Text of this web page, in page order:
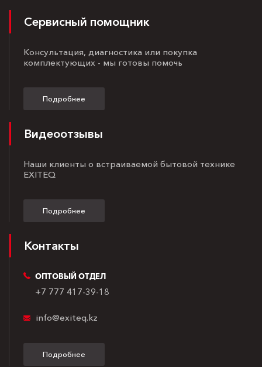
Сервисный помощник
Консультация, диагностика или покупка
комплектующих - мы готовы помочь
Подробнее
Видеоотзывы
Наши клиенты о встраиваемой бытовой технике
EXITEQ
Подробнее
Контакты
ОПТОВЫЙ ОТДЕЛ
+7 777 417-39-18
info@exiteq.kz
Подробнее